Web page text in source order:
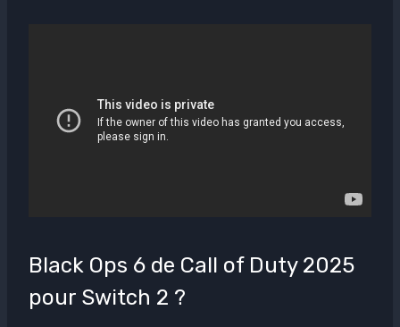
Black Ops 6 de Call of Duty 2025
pour Switch 2 ?